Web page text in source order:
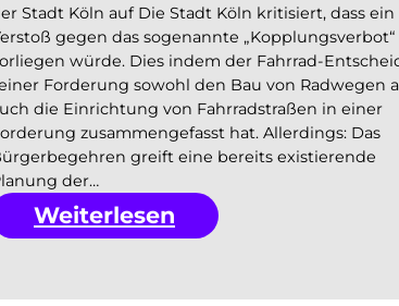
Stadt Köln auf Die Stadt Köln kritisiert, dass ein
gegen das sogenannte „Kopplungsverbot“
würde. Dies indem der Fahrrad-
Forderung sowohl den Bau von Radwegen
die Einrichtung von Fahrradstraßen in einer
zusammengefasst hat. Allerdings: Das
greift eine bereits existierende
der…
Weiterlesen